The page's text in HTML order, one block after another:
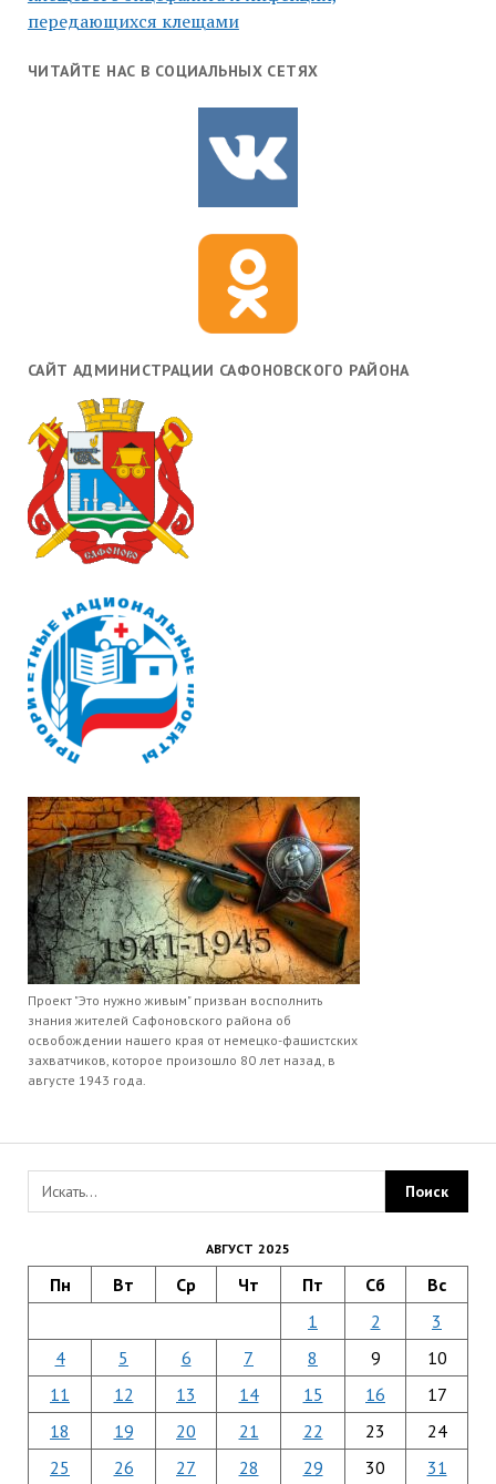
передающихся клещами
ЧИТАЙТЕ НАС В СОЦИАЛЬНЫХ СЕТЯХ
САЙТ АДМИНИСТРАЦИИ САФОНОВСКОГО РАЙОНА
Проект "Это нужно живым" призван восполнить
знания жителей Сафоновского района об
освобождении нашего края от немецко-фашистских
захватчиков, которое произошло 80 лет назад, в
августе 1943 года.
АВГУСТ 2025
Пн Вт Ср Чт Пт Сб Вс
1 2
3
4
5 6 7 8 9
10
11
12 13 14 15 16
17
18
19 20 21 22 23
24
25
26 27 28 29 30 31